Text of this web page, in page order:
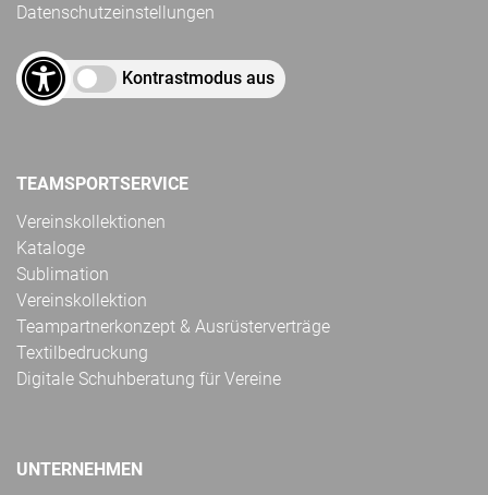
Datenschutzeinstellungen
Kontrastmodus aus
TEAMSPORTSERVICE
Vereinskollektionen
Kataloge
Sublimation
Vereinskollektion
Teampartnerkonzept & Ausrüsterverträge
Textilbedruckung
Digitale Schuhberatung für Vereine
UNTERNEHMEN